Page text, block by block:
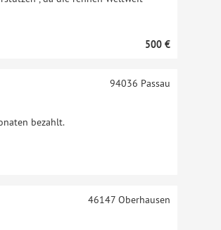
500 €
bezahlt.
94036 Passau
46147Oberhausen